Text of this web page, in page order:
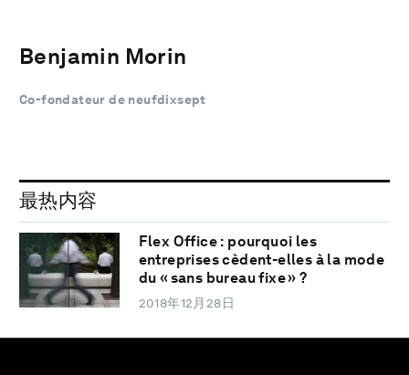
Benjamin Morin
Co-fondateur de neufdixsept
最热内容
Flex Office : pourquoi les
entreprises cèdent-elles à la mode
du « sans bureau fixe » ?
2018年12月28日